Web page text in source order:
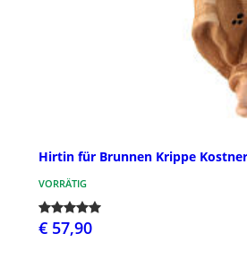
Hirtin für Brunnen Krippe
VORRÄTIG
€ 57,90